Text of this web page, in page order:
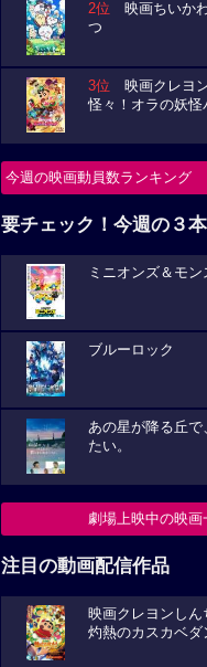
2位 映画ちいか
つ
3位 映画クレヨ
怪々！オラの妖怪
今週の映画動員数ランキング
要チェック！今週の３本
ミニオンズ＆モン
ブルーロック
あの星が降る丘
たい。
劇場上映中の映画
注目の動画配信作品
映画クレヨンしん
灼熱のカスカベダ